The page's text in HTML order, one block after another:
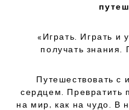
«Играть. Играть и
получать знания.
Путешествовать с
сердцем. Превратить
на мир, как на чудо. В